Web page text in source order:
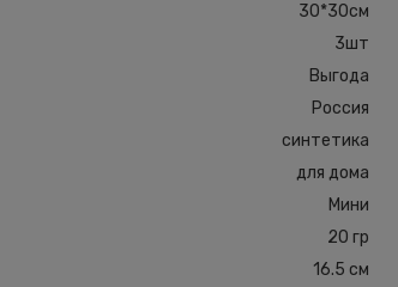
30*30см
3шт
Выгода
Россия
синтетика
для дома
Мини
20 гр
16.5 см